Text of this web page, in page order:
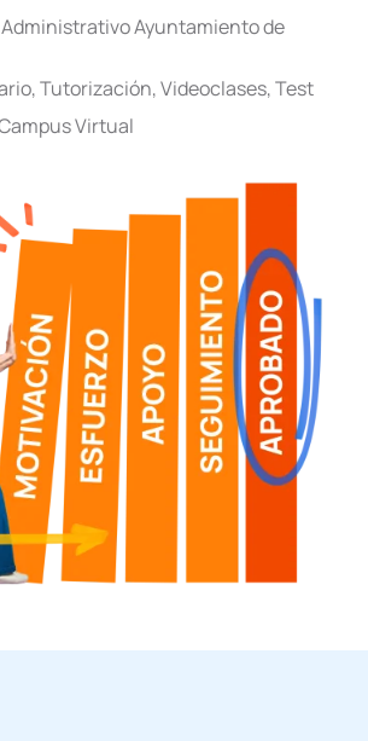
Ayuntamiento de
,Tutorización,Videoclases,Test
Virtual